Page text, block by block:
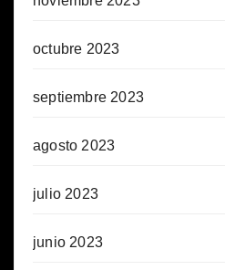
octubre 2023
septiembre 2023
agosto 2023
julio 2023
junio 2023